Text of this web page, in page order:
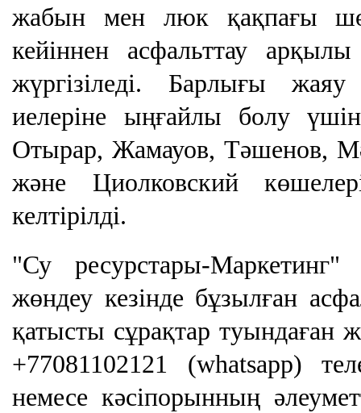
жабын мен люк қақпағы
кейіннен асфальттау
жүргізіледі. Барлығы
иелеріне ыңғайлы болу
Отырар, Жамауов, Тәшенов,
және Циолковский
келтірілді.
"Су ресурстары-
жөндеу кезінде бұзылған
қатысты сұрақтар туындаған
+77081102121 (whatsapp)
немесе кәсіпорынның